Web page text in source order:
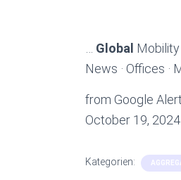
Global
News · Offices ·
from Google
October 19,
Kategorien: